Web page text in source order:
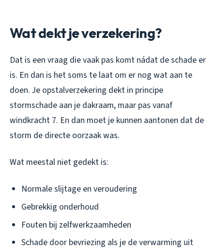
Wat dekt je verzekering?
Dat is een vraag die vaak pas komt nádat de schade er
is. En dan is het soms te laat om er nog wat aan te
doen. Je opstalverzekering dekt in principe
stormschade aan je dakraam, maar pas vanaf
windkracht 7. En dan moet je kunnen aantonen dat de
storm de directe oorzaak was.
Wat meestal niet gedekt is:
Normale slijtage en veroudering
Gebrekkig onderhoud
Fouten bij zelfwerkzaamheden
Schade door bevriezing als je de verwarming uit